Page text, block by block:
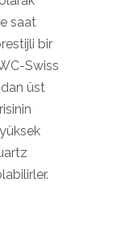
saat
bir
Swiss
üst